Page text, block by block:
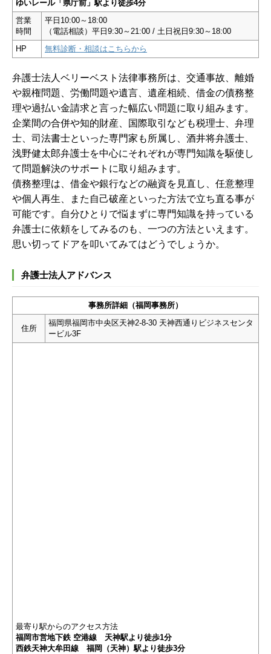
ゆいレール「県庁前」駅より徒歩4分
営業
時間
平日10:00～18:00
（電話相談）平日9:30～21:00 / 土日祝日9:30～18:00
HP
無料診断・相談はこちらから
弁護士法人ベリーベスト法律事務所は、交通事故、離婚
や親権問題、労働問題や遺言、遺産相続、借金の債務整
理や過払い金請求と言った幅広い問題に取り組みます。
企業間の合併や知的財産、国際取引なども税理士、弁理
士、司法書士といった専門家も所属し、酒井将弁護士、
浅野健太郎弁護士を中心にそれぞれが専門知識を駆使し
て問題解決のサポートに取り組みます。
債務整理は、借金や銀行などの融資を見直し、任意整理
や個人再生、また自己破産といった方法で立ち直る事が
可能です。自分ひとりで悩まずに専門知識を持っている
弁護士に依頼をしてみるのも、一つの方法といえます。
思い切ってドアを叩いてみてはどうでしょうか。
弁護士法人アドバンス
事務所詳細（福岡事務所）
住所
福岡県福岡市中央区天神2-8-30 天神西通りビジネスセンタ
ービル3F
最寄り駅からのアクセス方法
福岡市営地下鉄 空港線 天神駅より徒歩1分
西鉄天神大牟田線 福岡（天神）駅より徒歩3分